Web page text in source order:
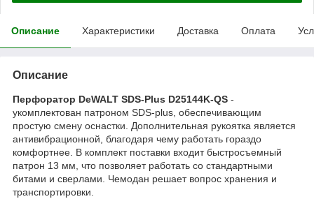
Описание Характеристики Доставка Оплата
Описание
Перфоратор DeWALT SDS-Plus D25144K-QS -
укомплектован патроном SDS-plus, обеспечивающим
простую смену оснастки. Дополнительная рукоятка является
антивибрационной, благодаря чему работать гораздо
комфортнее. В комплект поставки входит быстросъемный
патрон 13 мм, что позволяет работать со стандартными
битами и сверлами. Чемодан решает вопрос хранения и
транспортировки.